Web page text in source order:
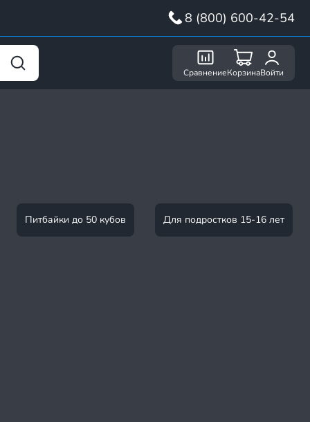
8 (800) 600-42-54
СравнениеКорзинаВойти
Питбайки до 50 кубов Для подростков 15-16 лет